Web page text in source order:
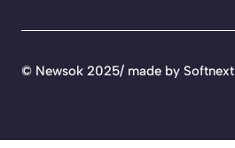
© Newsok 2025/ made by Softnext